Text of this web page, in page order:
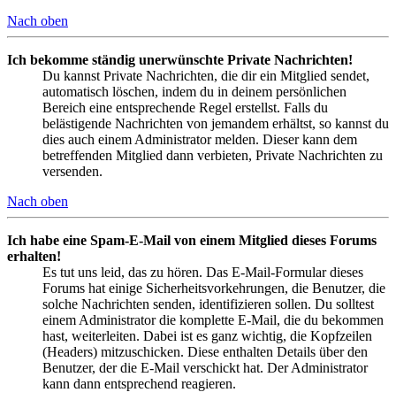
Nach oben
Ich bekomme ständig unerwünschte Private Nachrichten!
Du kannst Private Nachrichten, die dir ein Mitglied sendet,
automatisch löschen, indem du in deinem persönlichen
Bereich eine entsprechende Regel erstellst. Falls du
belästigende Nachrichten von jemandem erhältst, so kannst du
dies auch einem Administrator melden. Dieser kann dem
betreffenden Mitglied dann verbieten, Private Nachrichten zu
versenden.
Nach oben
Ich habe eine Spam-E-Mail von einem Mitglied dieses Forums
erhalten!
Es tut uns leid, das zu hören. Das E-Mail-Formular dieses
Forums hat einige Sicherheitsvorkehrungen, die Benutzer, die
solche Nachrichten senden, identifizieren sollen. Du solltest
einem Administrator die komplette E-Mail, die du bekommen
hast, weiterleiten. Dabei ist es ganz wichtig, die Kopfzeilen
(Headers) mitzuschicken. Diese enthalten Details über den
Benutzer, der die E-Mail verschickt hat. Der Administrator
kann dann entsprechend reagieren.